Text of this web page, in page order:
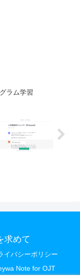
ラム学習
求めて
イバシーポリシー
Note for OJT